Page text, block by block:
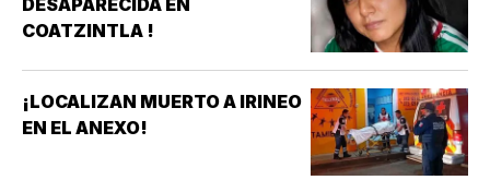
DESAPARECIDA EN
COATZINTLA !
¡LOCALIZAN MUERTO A IRINEO
EN EL ANEXO!